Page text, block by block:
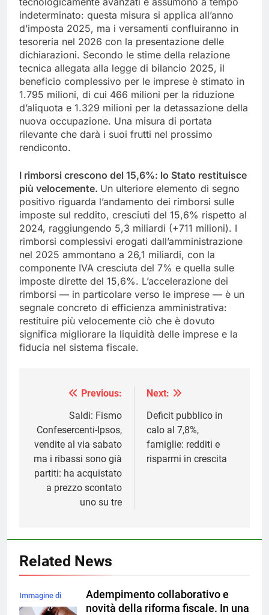
indeterminato: questa misura si applica all’anno
d’imposta 2025, ma i versamenti confluiranno in
tesoreria nel 2026 con la presentazione delle
dichiarazioni. Secondo le stime della relazione
tecnica allegata alla legge di bilancio 2025, il
beneficio complessivo per le imprese è stimato in
1.795 milioni, di cui 466 milioni per la riduzione
d’aliquota e 1.329 milioni per la detassazione della
nuova occupazione. Una misura di portata
rilevante che darà i suoi frutti nel prossimo
rendiconto.
I rimborsi crescono del 15,6%: lo Stato restituisce
più velocemente. Un ulteriore elemento di segno
positivo riguarda l’andamento dei rimborsi sulle
imposte sul reddito, cresciuti del 15,6% rispetto al
2024, raggiungendo 5,3 miliardi (+711 milioni). I
rimborsi complessivi erogati dall’amministrazione
nel 2025 ammontano a 26,1 miliardi, con la
componente IVA cresciuta del 7% e quella sulle
imposte dirette del 15,6%. L’accelerazione dei
rimborsi — in particolare verso le imprese — è un
segnale concreto di efficienza amministrativa:
restituire più velocemente ciò che è dovuto
significa migliorare la liquidità delle imprese e la
fiducia nel sistema fiscale.
Navigazione
articoli
Previous:
Saldi: Fismo
Confesercenti-Ipsos,
vendite al via sabato
ma i ribassi sono già
partiti: ha acquistato
a prezzo scontato
uno su tre
Next:
Deficit pubblico in
calo al 7,8%,
famiglie: redditi e
risparmi in crescita
Related News
Immagine di
rawpixel.com su
Adempimento collaborativo e
novità della riforma fiscale. In una